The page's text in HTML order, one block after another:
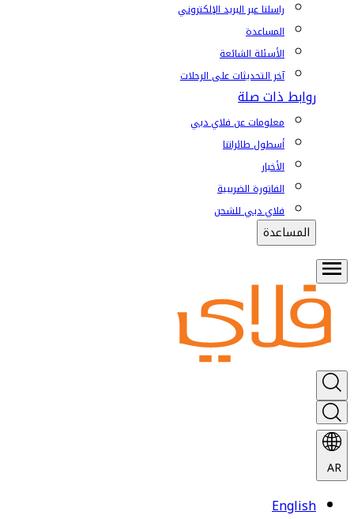
راسلنا عبر البريد الإلكتروني
المساعدة
الأسئلة الشائعة
آخر التحديثات على الرحلات
روابط ذات صلة
معلومات عن فلاي دبي
أسطول طائراتنا
الأخبار
الفاتورة الضريبية
فلاي دبي للشحن
المساعدة
AR
English